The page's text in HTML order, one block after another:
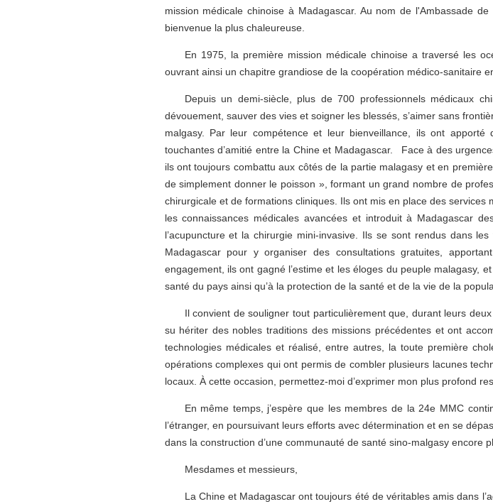
mission médicale chinoise à Madagascar. Au nom de l'Ambassade
bienvenue la plus chaleureuse.
En 1975, la première mission médicale chinoise a traversé les
ouvrant ainsi un chapitre grandiose de la coopération médico-sanitaire
Depuis un demi-siècle, plus de 700 professionnels médicaux
dévouement, sauver des vies et soigner les blessés, s’aimer sans
malgasy. Par leur compétence et leur bienveillance, ils ont
touchantes d’amitié entre la Chine et Madagascar. Face à des
ils ont toujours combattu aux côtés de la partie malagasy et en
de simplement donner le poisson », formant un grand nombre de
chirurgicale et de formations cliniques. Ils ont mis en place des
les connaissances médicales avancées et introduit à Madagascar
l’acupuncture et la chirurgie mini-invasive. Ils se sont rendus dans
Madagascar pour y organiser des consultations gratuites,
engagement, ils ont gagné l’estime et les éloges du peuple malagasy,
santé du pays ainsi qu’à la protection de la santé et de la vie de la
Il convient de souligner tout particulièrement que, durant leurs
su hériter des nobles traditions des missions précédentes et ont
technologies médicales et réalisé, entre autres, la toute première
opérations complexes qui ont permis de combler plusieurs lacunes
locaux. À cette occasion, permettez-moi d’exprimer mon plus profond
En même temps, j’espère que les membres de la 24e MMC
l’étranger, en poursuivant leurs efforts avec détermination et en se
dans la construction d’une communauté de santé sino-malgasy encore
Mesdames et messieurs,
La Chine et Madagascar ont toujours été de véritables amis dans